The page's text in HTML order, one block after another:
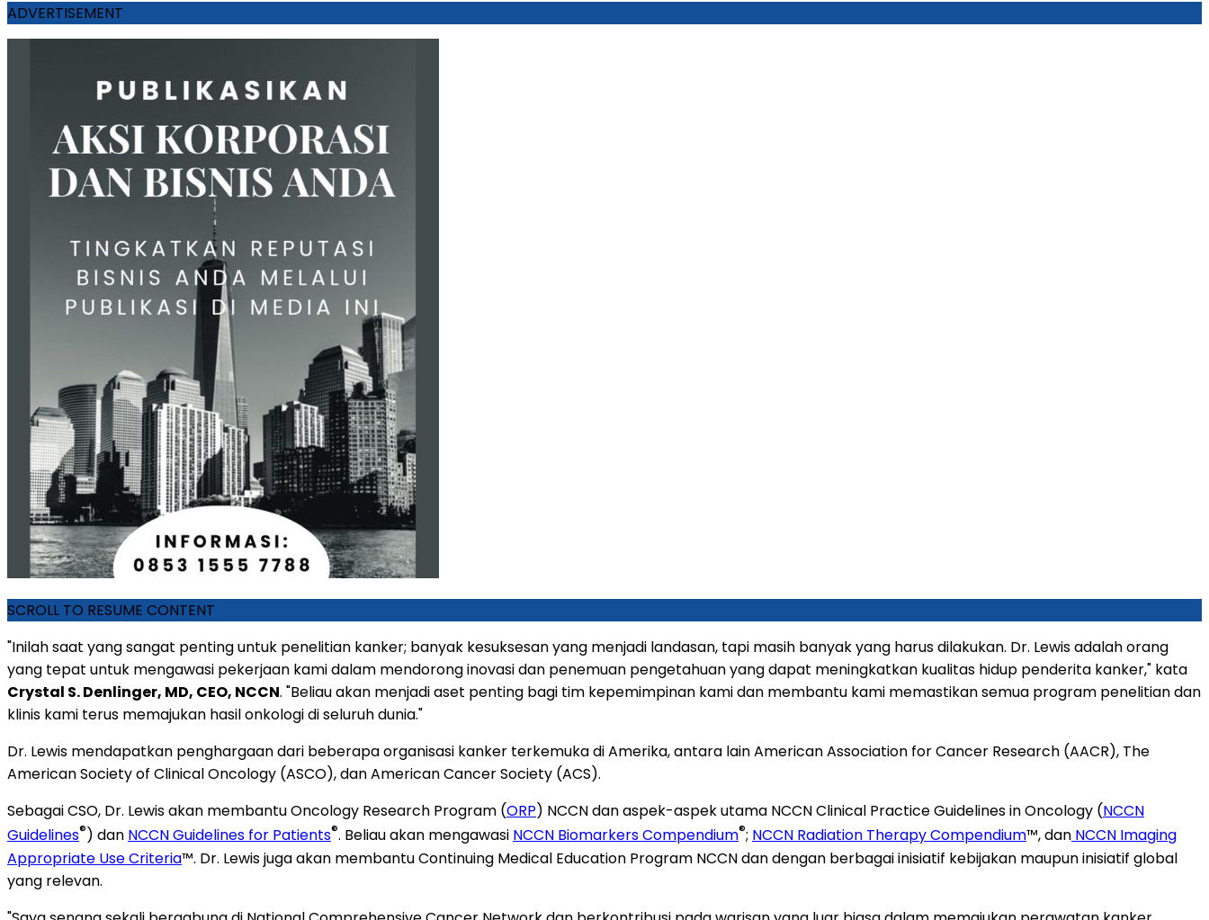
ADVERTISEMENT
SCROLL TO RESUME CONTENT
"Inilah saat yang sangat penting untuk penelitian kanker; banyak kesuksesan yang menjadi landasan, tapi masih banyak yang harus dilakukan. Dr. Lewis adalah orang
yang tepat untuk mengawasi pekerjaan kami dalam mendorong inovasi dan penemuan pengetahuan yang dapat meningkatkan kualitas hidup penderita kanker," kata
Crystal S. Denlinger, MD, CEO, NCCN. "Beliau akan menjadi aset penting bagi tim kepemimpinan kami dan membantu kami memastikan semua program penelitian dan
klinis kami terus memajukan hasil onkologi di seluruh dunia."
Dr. Lewis mendapatkan penghargaan dari beberapa organisasi kanker terkemuka di Amerika, antara lain American Association for Cancer Research (AACR), The
American Society of Clinical Oncology (ASCO), dan American Cancer Society (ACS).
Sebagai CSO, Dr. Lewis akan membantu Oncology Research Program (ORP) NCCN dan aspek-aspek utama NCCN Clinical Practice Guidelines in Oncology (NCCN
Guidelines®) dan NCCN Guidelines for Patients®. Beliau akan mengawasi NCCN Biomarkers Compendium®; NCCN Radiation Therapy Compendium™, dan NCCN Imaging
Appropriate Use Criteria™. Dr. Lewis juga akan membantu Continuing Medical Education Program NCCN dan dengan berbagai inisiatif kebijakan maupun inisiatif global
yang relevan.